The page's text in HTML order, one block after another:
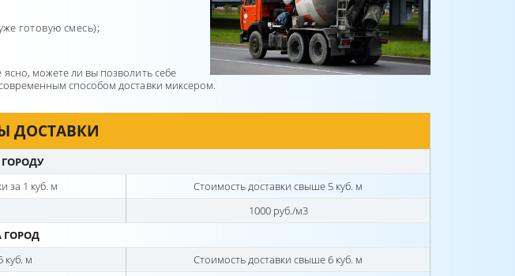
готовую смесь);
можете ли вы позволить себе
способом доставки миксером.
ДОСТАВКИ
за 1 куб. м
Стоимость доставки свыше 5 куб. м
1000 руб./м3
ГОРОД
куб. м
Стоимость доставки свыше 6 куб. м